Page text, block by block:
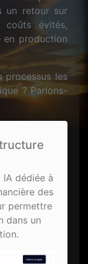
un retour sur
coûts évités,
en production
processus les
? Parlons-
dédiée à
des
permettre
dans un